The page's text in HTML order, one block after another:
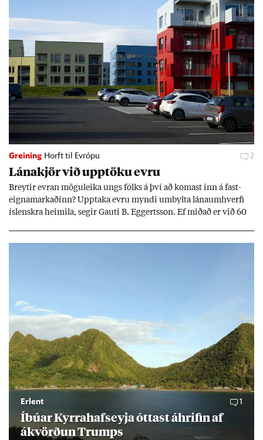
Greining Horft til Evrópu 2
Lána­kjör við upp­töku evru
Breyt­ir evr­an mögu­leika ungs fólks á því að kom­ast inn á fast­
eigna­mark­að­inn? Upp­taka evru myndi um­bylta lánaum­hverfi
ís­lenskra heim­ila, seg­ir Gauti B. Eggerts­son. Ef mið­að er við 60
Erlent 1
Íbú­ar Kyrra­hafs­eyja ótt­ast áhrif­in af
ákvörð­un Trumps